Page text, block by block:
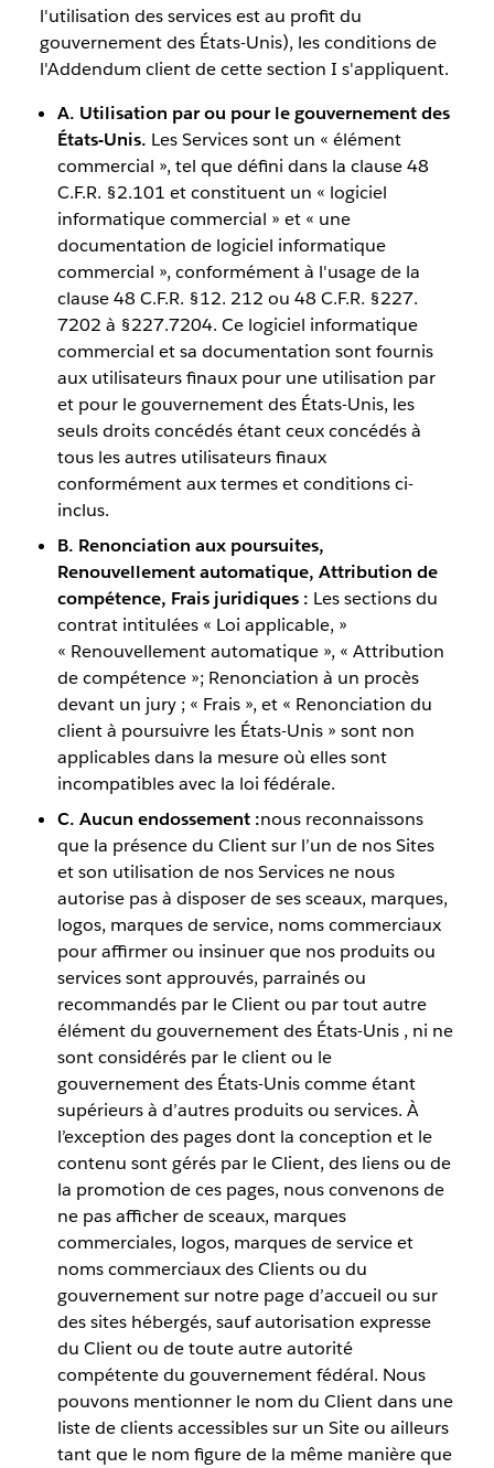
l'utilisation des services est au profit du
gouvernement des États-Unis), les conditions de
l'Addendum client de cette section I s'appliquent.
A. Utilisation par ou pour le gouvernement des
États-Unis. Les Services sont un « élément
commercial », tel que défini dans la clause 48
C.F.R. §2.101 et constituent un « logiciel
informatique commercial » et « une
documentation de logiciel informatique
commercial », conformément à l'usage de la
clause 48 C.F.R. §12. 212 ou 48 C.F.R. §227.
7202 à §227.7204. Ce logiciel informatique
commercial et sa documentation sont fournis
aux utilisateurs finaux pour une utilisation par
et pour le gouvernement des États-Unis, les
seuls droits concédés étant ceux concédés à
tous les autres utilisateurs finaux
conformément aux termes et conditions ci-
inclus.
B. Renonciation aux poursuites,
Renouvellement automatique, Attribution de
compétence, Frais juridiques : Les sections du
contrat intitulées « Loi applicable, »
« Renouvellement automatique », « Attribution
de compétence »; Renonciation à un procès
devant un jury ; « Frais », et « Renonciation du
client à poursuivre les États-Unis » sont non
applicables dans la mesure où elles sont
incompatibles avec la loi fédérale.
C. Aucun endossement :nous reconnaissons
que la présence du Client sur l’un de nos Sites
et son utilisation de nos Services ne nous
autorise pas à disposer de ses sceaux, marques,
logos, marques de service, noms commerciaux
pour affirmer ou insinuer que nos produits ou
services sont approuvés, parrainés ou
recommandés par le Client ou par tout autre
élément du gouvernement des États-Unis , ni ne
sont considérés par le client ou le
gouvernement des États-Unis comme étant
supérieurs à d’autres produits ou services. À
l’exception des pages dont la conception et le
contenu sont gérés par le Client, des liens ou de
la promotion de ces pages, nous convenons de
ne pas afficher de sceaux, marques
commerciales, logos, marques de service et
noms commerciaux des Clients ou du
gouvernement sur notre page d’accueil ou sur
des sites hébergés, sauf autorisation expresse
du Client ou de toute autre autorité
compétente du gouvernement fédéral. Nous
pouvons mentionner le nom du Client dans une
liste de clients accessibles sur un Site ou ailleurs
tant que le nom figure de la même manière que